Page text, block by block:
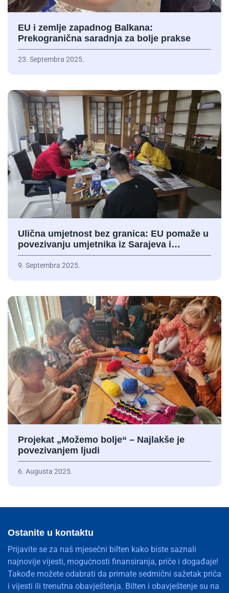
EU i zemlje zapadnog Balkana:
Prekogranična saradnja za bolje prakse
23. Septembra 2025.
Ulična umjetnost bez granica: EU pomaže u
povezivanju umjetnika iz Sarajeva i…
9. Septembra 2025.
Projekat „Možemo bolje“ – Najlakše je
povezivanjem ljudi
6. Augusta 2025.
Ostanite u kontaktu
Prijavite se za naš mjesečni bilten kako biste saznali
najnovije vijesti, mogućnosti finansiranja, priče i događaje!
Takođe možete odabrati da primate sedmični sažetak priča
i vijesti ili trenutna obavještenja. Bilten i obavještenje su na